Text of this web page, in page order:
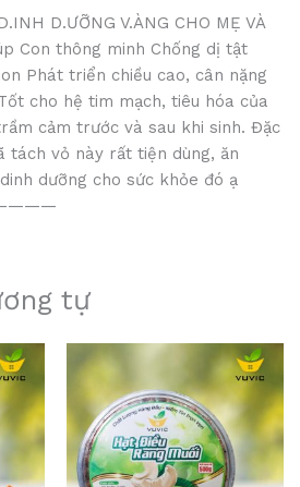
D.ƯỠNG V.ÀNG CHO MẸ VÀ
Con thông minh Chống dị tật
Phát triển chiều cao, cân nặng
cho hệ tim mạch, tiêu hóa của
cảm trước và sau khi sinh. Đặc
tách vỏ này rất tiện dùng, ăn
dưỡng cho sức khỏe đó ạ
tự